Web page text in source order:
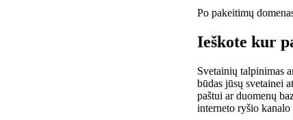
Po pakeitimų
Ieškote kur
Svetainių talpinimas
būdas jūsų svetainei
paštui ar duomenų
interneto ryšio kanalo